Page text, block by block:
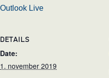
Outlook Live
DETAILS
Date:
1. november 2019